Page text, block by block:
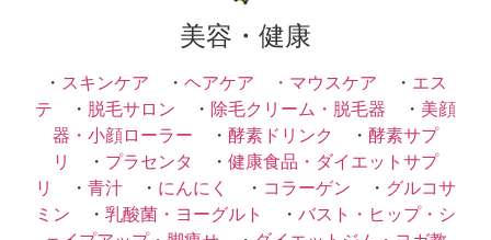
美容・健康
・ スキンケア ・ ヘアケア ・ マウスケア ・ エス
テ ・ 脱毛サロン ・ 除毛クリーム・脱毛器 ・ 美顔
器・小顔ローラー ・ 酵素ドリンク ・ 酵素サプ
リ
・ プラセンタ ・ 健康食品・ダイエットサプ
リ
・ 青汁 ・ にんにく ・ コラーゲン ・ グルコサ
ミン ・ 乳酸菌・ヨーグルト ・ バスト・ヒップ・シ